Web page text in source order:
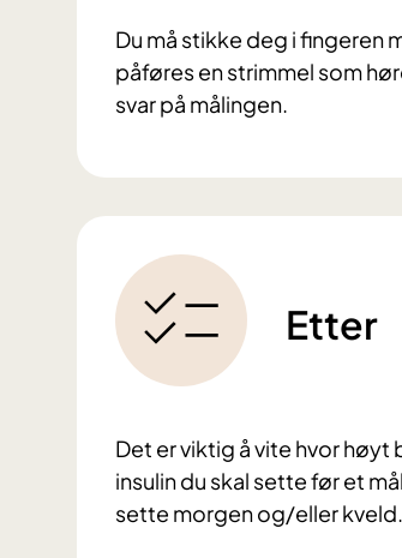
Du må stikke deg i fingeren
påføres en strimmel som
svar på målingen.
Etter
Det er viktig å vite hvor
insulin du skal sette før et
sette morgen og/eller kveld.